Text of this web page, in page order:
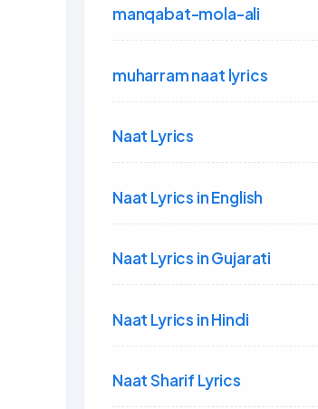
manqabat-mola-ali
muharram naat lyrics
Naat Lyrics
Naat Lyrics in English
Naat Lyrics in Gujarati
Naat Lyrics in Hindi
Naat Sharif Lyrics